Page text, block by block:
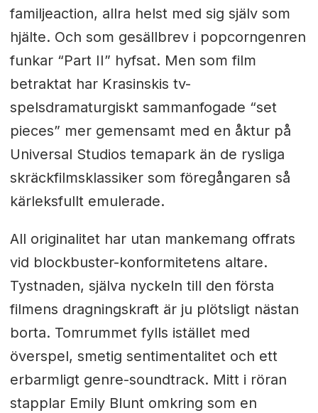
familjeaction, allra helst med sig själv som
hjälte. Och som gesällbrev i popcorngenren
funkar “Part II” hyfsat. Men som film
betraktat har Krasinskis tv-
spelsdramaturgiskt sammanfogade “set
pieces” mer gemensamt med en åktur på
Universal Studios temapark än de rysliga
skräckfilmsklassiker som föregångaren så
kärleksfullt emulerade.
All originalitet har utan mankemang offrats
vid blockbuster-konformitetens altare.
Tystnaden, själva nyckeln till den första
filmens dragningskraft är ju plötsligt nästan
borta. Tomrummet fylls istället med
överspel, smetig sentimentalitet och ett
erbarmligt genre-soundtrack. Mitt i röran
stapplar Emily Blunt omkring som en